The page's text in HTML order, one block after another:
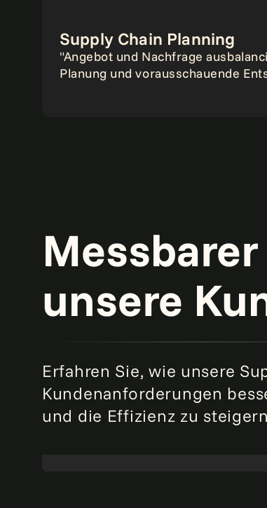
Supply Chain Planning
"Angebot und Nachfrage
Planung und vorausschauende
unsere
Erfahren Sie, wie unsere
Kundenanforderungen
und die Effizienz zu
Steigerung der Supply-Chain-